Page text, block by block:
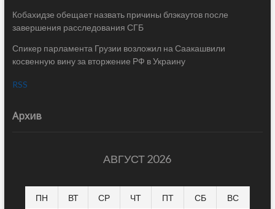
Кобахидзе обещает назвать причины блэкаутов после
завершения расследования СГБ
Спикер парламента Грузии возложил на Саакашвили
косвенную вину за вторжение РФ в Украину
RSS
Архив
АВГУСТ 2026
ПН ВТ СР ЧТ ПТ СБ ВС